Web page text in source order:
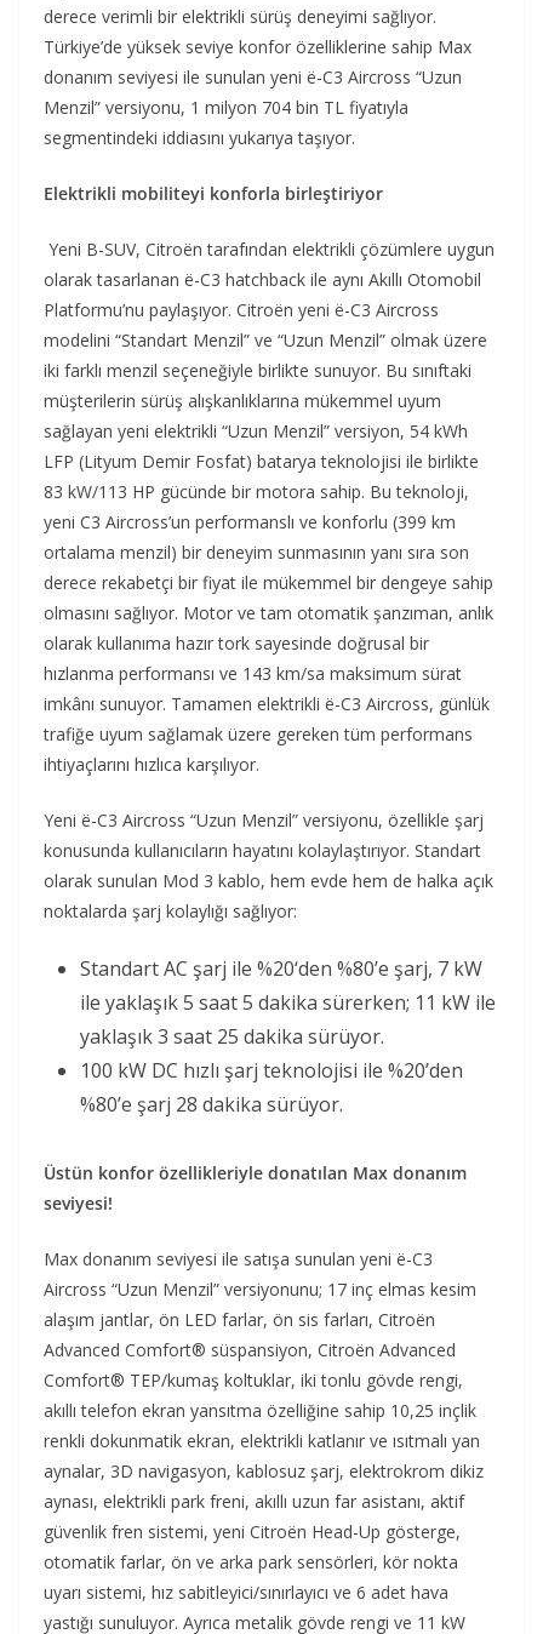
derece verimli bir elektrikli sürüş deneyimi sağlıyor.
Türkiye’de yüksek seviye konfor özelliklerine sahip Max
donanım seviyesi ile sunulan yeni ë-C3 Aircross “Uzun
Menzil” versiyonu, 1 milyon 704 bin TL fiyatıyla
segmentindeki iddiasını yukarıya taşıyor.
Elektrikli mobiliteyi konforla birleştiriyor
Yeni B-SUV, Citroën tarafından elektrikli çözümlere uygun
olarak tasarlanan ë-C3 hatchback ile aynı Akıllı Otomobil
Platformu’nu paylaşıyor. Citroën yeni ë-C3 Aircross
modelini “Standart Menzil” ve “Uzun Menzil” olmak üzere
iki farklı menzil seçeneğiyle birlikte sunuyor. Bu sınıftaki
müşterilerin sürüş alışkanlıklarına mükemmel uyum
sağlayan yeni elektrikli “Uzun Menzil” versiyon, 54 kWh
LFP (Lityum Demir Fosfat) batarya teknolojisi ile birlikte
83 kW/113 HP gücünde bir motora sahip. Bu teknoloji,
yeni C3 Aircross’un performanslı ve konforlu (399 km
ortalama menzil) bir deneyim sunmasının yanı sıra son
derece rekabetçi bir fiyat ile mükemmel bir dengeye sahip
olmasını sağlıyor. Motor ve tam otomatik şanzıman, anlık
olarak kullanıma hazır tork sayesinde doğrusal bir
hızlanma performansı ve 143 km/sa maksimum sürat
imkânı sunuyor. Tamamen elektrikli ë-C3 Aircross, günlük
trafiğe uyum sağlamak üzere gereken tüm performans
ihtiyaçlarını hızlıca karşılıyor.
Yeni ë-C3 Aircross “Uzun Menzil” versiyonu, özellikle şarj
konusunda kullanıcıların hayatını kolaylaştırıyor. Standart
olarak sunulan Mod 3 kablo, hem evde hem de halka açık
noktalarda şarj kolaylığı sağlıyor:
Standart AC şarj ile %20‘den %80’e şarj, 7 kW
ile yaklaşık 5 saat 5 dakika sürerken; 11 kW ile
yaklaşık 3 saat 25 dakika sürüyor.
100 kW DC hızlı şarj teknolojisi ile %20’den
%80’e şarj 28 dakika sürüyor.
Üstün konfor özellikleriyle donatılan Max donanım
seviyesi!
Max donanım seviyesi ile satışa sunulan yeni ë-C3
Aircross “Uzun Menzil” versiyonunu; 17 inç elmas kesim
alaşım jantlar, ön LED farlar, ön sis farları, Citroën
Advanced Comfort® süspansiyon, Citroën Advanced
Comfort® TEP/kumaş koltuklar, iki tonlu gövde rengi,
akıllı telefon ekran yansıtma özelliğine sahip 10,25 inçlik
renkli dokunmatik ekran, elektrikli katlanır ve ısıtmalı yan
aynalar, 3D navigasyon, kablosuz şarj, elektrokrom dikiz
aynası, elektrikli park freni, akıllı uzun far asistanı, aktif
güvenlik fren sistemi, yeni Citroën Head-Up gösterge,
otomatik farlar, ön ve arka park sensörleri, kör nokta
uyarı sistemi, hız sabitleyici/sınırlayıcı ve 6 adet hava
yastığı sunuluyor. Ayrıca metalik gövde rengi ve 11 kW